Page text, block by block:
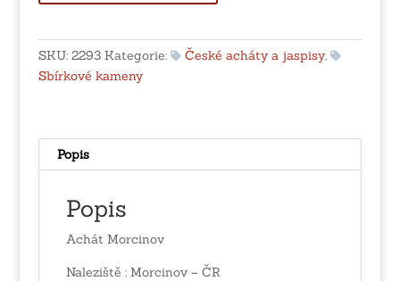
množství
SKU: 2293 Kategorie: České acháty a jaspisy,
Sbírkové kameny
Popis
Popis
Achát Morcinov
Naleziště : Morcinov – ČR